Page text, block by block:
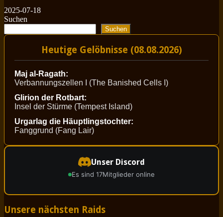
2025-07-18
Suchen
Suchen
Heutige Gelöbnisse (08.08.2026)
Maj al-Ragath:
Verbannungszellen I (The Banished Cells I)
Glirion der Rotbart:
Insel der Stürme (Tempest Island)
Urgarlag die Häuptlingstochter:
Fanggrund (Fang Lair)
Unser Discord
Es sind 17Mitglieder online
Unsere nächsten Raids